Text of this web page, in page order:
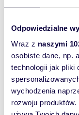
Odpowiedzialne
Wraz z naszymi
osobiste dane, np.
technologii jak pliki
wychodzenia
rozwoju
tel.:
517
e-mail:
Jakub
tel.:
733
e-mail:
www.muvon.pl